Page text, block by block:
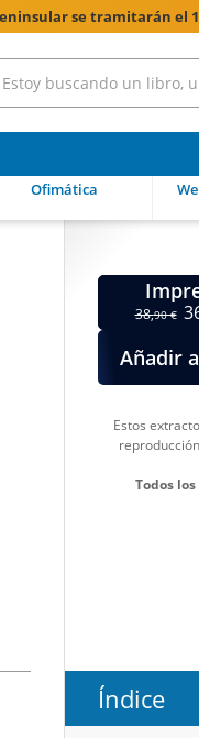
se tramitarán el
Ofimática
38,90 €
Añadir
Estos
Todos
Índice